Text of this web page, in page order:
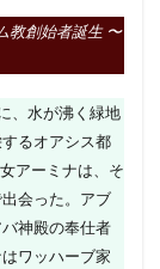
教創始者誕生 〜
、水が沸く緑地
るオアシス都
アーミナは、そ
会った。アブ
神殿の奉仕者
ワッハーブ家